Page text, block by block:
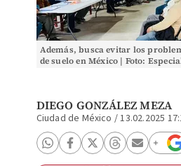
Además, busca evitar los
de suelo en México | Foto:
DIEGO GONZÁLEZ MEZA
Ciudad de México /13.02.2025